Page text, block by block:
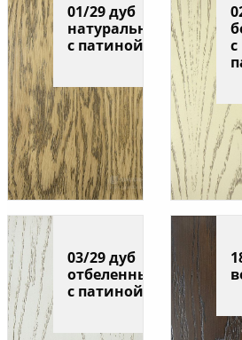
01/29 дуб
натуральный
с патиной
с
03/29 дуб
отбеленный
с патиной